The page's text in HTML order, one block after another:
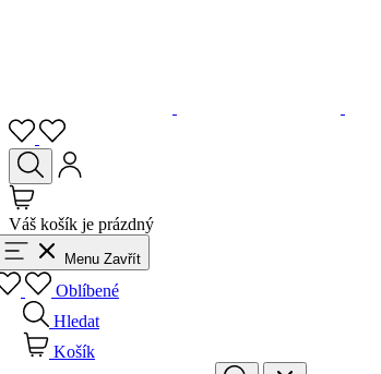
Váš košík je prázdný
Menu Zavřít
Oblíbené
Hledat
Košík